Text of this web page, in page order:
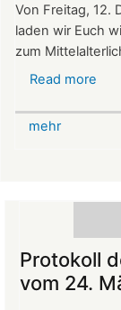
Von Freitag, 12.
laden wir Euch
zum
Read more
mehr
Protokoll
vom 24.